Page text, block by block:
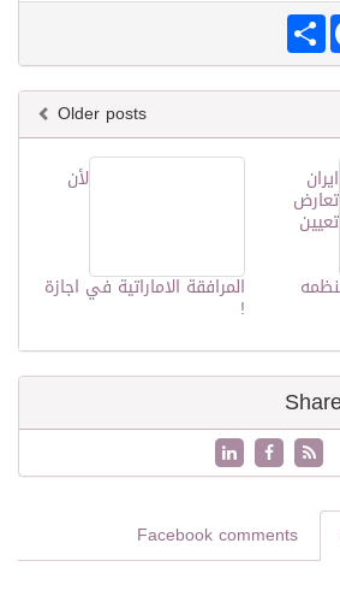
Share
Older posts
لأن
المرافقة الاماراتية في اجازة
!
ايران
تعارض
تعيين
Facebook comments